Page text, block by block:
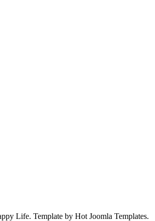
Life. Template by Hot Joomla Templates.